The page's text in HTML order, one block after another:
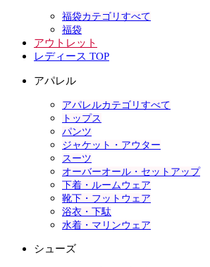
福袋カテゴリすべて
福袋
アウトレット
レディース TOP
アパレル
アパレルカテゴリすべて
トップス
パンツ
ジャケット・アウター
スーツ
オーバーオール・セットアップ
下着・ルームウェア
靴下・フットウェア
浴衣・下駄
水着・マリンウェア
シューズ